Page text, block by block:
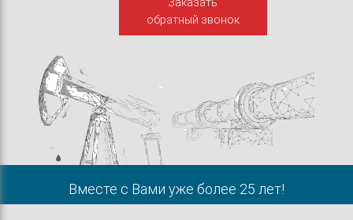
обратный звонок
Вместе с Вами уже более 25 лет!